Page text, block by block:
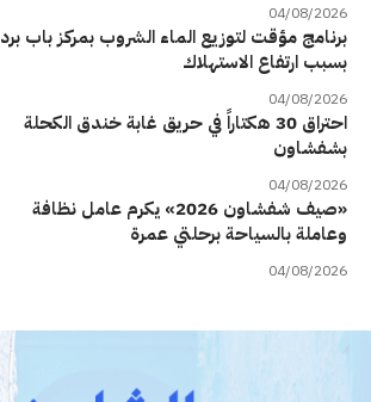
04/08/2026
برنامج مؤقت لتوزيع الماء الشروب بمركز باب برد
بسبب ارتفاع الاستهلاك
04/08/2026
احتراق 30 هكتاراً في حريق غابة خندق الكحلة
بشفشاون
04/08/2026
«صيف شفشاون 2026» يكرم عامل نظافة
وعاملة بالسياحة برحلتي عمرة
04/08/2026